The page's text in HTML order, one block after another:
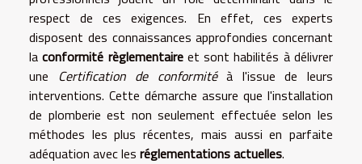
respect de ces exigences. En effet, ces experts
disposent des connaissances approfondies concernant
laconformité règlementaireet sont habilités à délivrer
une Certification de conformitéà l'issue de leurs
interventions. Cette démarche assure que l'installation
de plomberie est non seulement effectuée selon les
méthodes les plus récentes, mais aussi en parfaite
adéquation avec les réglementations actuelles.